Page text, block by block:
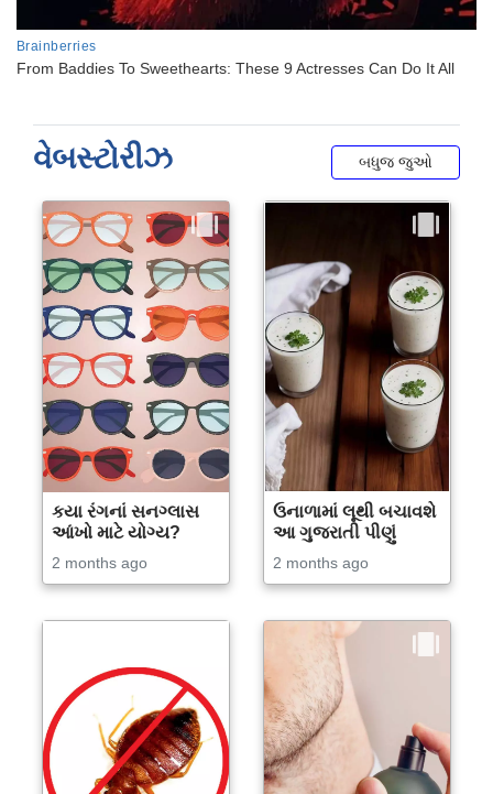
વેબસ્ટોરીઝ બધુજ જુઓ
કયા રંગનાં સનગ્લાસ
આંખો માટે યોગ્ય?
2 months ago
ઉનાળામાં લૂથી બચાવશે
આ ગુજરાતી પીણું
2 months ago